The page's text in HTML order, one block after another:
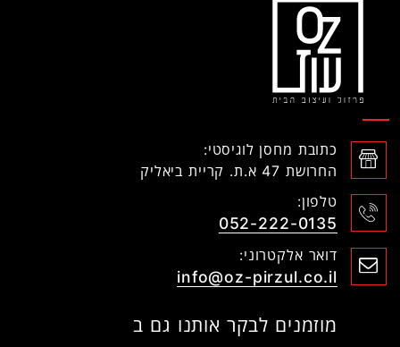
כתובת מחסן לוגיסטי:
החרושת 47 א.ת. קריית ביאליק
טלפון:
052-222-0135
דואר אלקטרוני:
info@oz-pirzul.co.il
מוזמנים לבקר אותנו גם ב